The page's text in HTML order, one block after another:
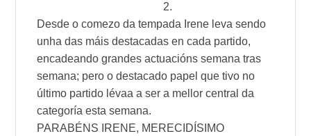
2.
Desde o comezo da tempada Irene leva sendo
unha das máis destacadas en cada partido,
encadeando grandes actuacións semana tras
semana; pero o destacado papel que tivo no
último partido lévaa a ser a mellor central da
categoría esta semana.
PARABÉNS IRENE, MERECIDÍSIMO